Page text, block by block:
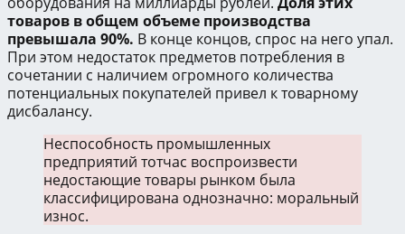
товаров в общем объеме производства
превышала 90%. В конце концов, спрос на него упал.
При этом недостаток предметов потребления в
сочетании с наличием огромного количества
потенциальных покупателей привел к товарному
дисбалансу.
Неспособность промышленных
предприятий тотчас воспроизвести
недостающие товары рынком была
классифицирована однозначно: моральный
износ.